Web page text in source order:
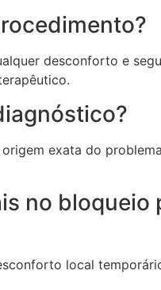
desconforto e
exata do
no bloqueio
local